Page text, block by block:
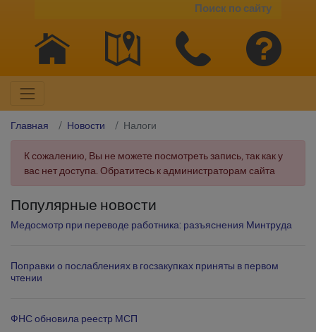
Главная Новости Налоги
К сожалению, Вы не можете посмотреть запись, так как у
вас нет доступа. Обратитесь к администраторам сайта
Популярные новости
Медосмотр при переводе работника: разъяснения Минтруда
Поправки о послаблениях в госзакупках приняты в первом
чтении
ФНС обновила реестр МСП